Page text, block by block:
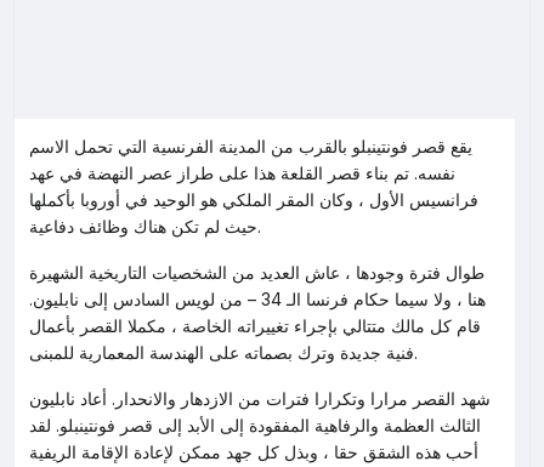
يقع قصر فونتينبلو بالقرب من المدينة الفرنسية التي تحمل الاسم
نفسه. تم بناء قصر القلعة هذا على طراز عصر النهضة في عهد
فرانسيس الأول ، وكان المقر الملكي هو الوحيد في أوروبا بأكملها
حيث لم تكن هناك وظائف دفاعية.
طوال فترة وجودها ، عاش العديد من الشخصيات التاريخية الشهيرة
هنا ، ولا سيما حكام فرنسا الـ 34 – من لويس السادس إلى نابليون.
قام كل مالك متتالي بإجراء تغييراته الخاصة ، مكملا القصر بأعمال
فنية جديدة وترك بصماته على الهندسة المعمارية للمبنى.
شهد القصر مرارا وتكرارا فترات من الازدهار والانحدار. أعاد نابليون
الثالث العظمة والرفاهية المفقودة إلى الأبد إلى قصر فونتينبلو. لقد
أحب هذه الشقق حقا ، وبذل كل جهد ممكن لإعادة الإقامة الريفية